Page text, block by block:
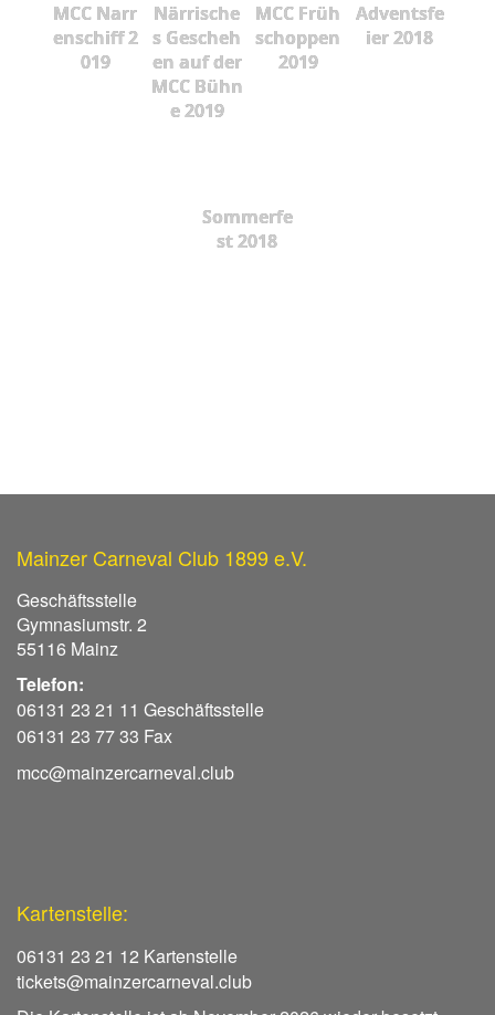
MCC Narr
enschiff 2
019
Närrische
s Gescheh
en auf der
MCC Bühn
e 2019
MCC Früh
schoppen
2019
Adventsfe
ier 2018
Sommerfe
st 2018
Mainzer Carneval Club 1899 e.V.
Geschäftsstelle
Gymnasiumstr. 2
55116 Mainz
Telefon:
06131 23 21 11 Geschäftsstelle
06131 23 77 33 Fax
mcc@mainzercarneval.club
Kartenstelle:
06131 23 21 12 Kartenstelle
tickets@mainzercarneval.club